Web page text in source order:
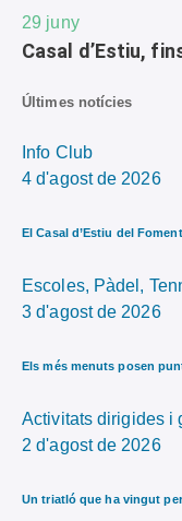
29 juny
Casal d’Estiu,
Últimes notícies
Info Club
4 d'agost de 2026
El Casal d’Estiu del
Escoles, Pàdel,
3 d'agost de 2026
Els més menuts posen
Activitats dirigides i
2 d'agost de 2026
Un triatló que ha vingut